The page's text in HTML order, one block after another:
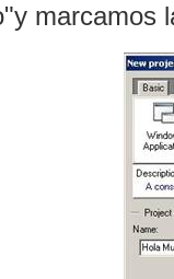
y marcamos